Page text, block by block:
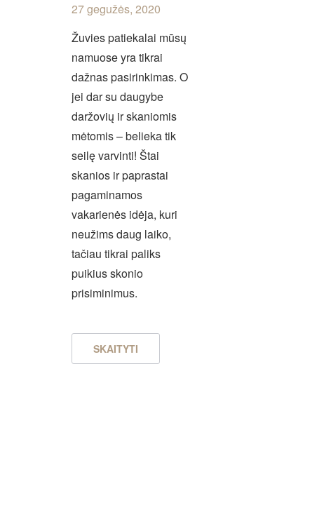
27 gegužės, 2020
Žuvies patiekalai mūsų
namuose yra tikrai
dažnas pasirinkimas. O
jei dar su daugybe
daržovių ir skaniomis
mėtomis – belieka tik
seilę varvinti! Štai
skanios ir paprastai
pagaminamos
vakarienės idėja, kuri
neužims daug laiko,
tačiau tikrai paliks
puikius skonio
prisiminimus.
SKAITYTI